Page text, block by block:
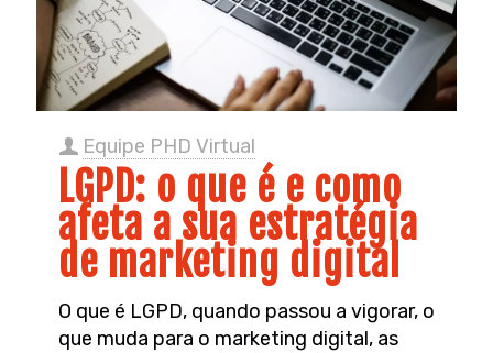
Equipe PHD Virtual
LGPD: o que é e como
afeta a sua estratégia
de marketing digital
O que é LGPD, quando passou a vigorar, o
que muda para o marketing digital, as